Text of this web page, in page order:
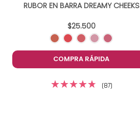
RUBOR EN BARRA DREAMY CHEEKS
$25.500
COMPRA RÁPIDA
(87)